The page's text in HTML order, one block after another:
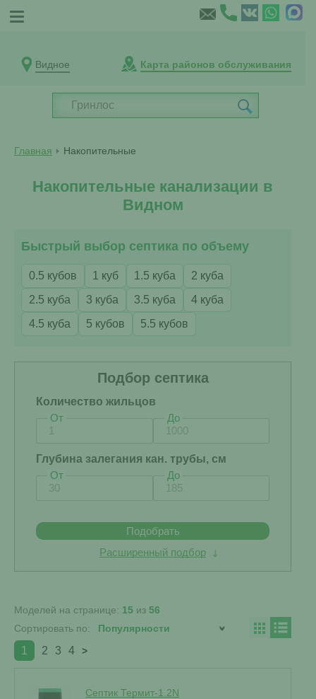
Видное Карта районов обслуживания
Главная Накопительные
Накопительные канализации в
Видном
Быстрый выбор септика по объему
0.5 кубов 1 куб 1.5 куба
2 куба
2.5 куба
3 куба 3.5 куба
4 куба
4.5 куба
5 кубов 5.5 кубов
Подбор септика
Количество жильцов
От
До
Глубина залегания кан. трубы, см
От
До
Подобрать
Расширенный подбор
Моделей на странице: 15 из 56
Сортировать по:
1 2 3 4 >
Септик Термит-1.2N